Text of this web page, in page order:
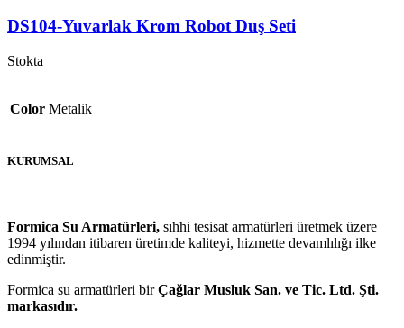
DS104-Yuvarlak Krom Robot Duş Seti
Stokta
Color Metalik
KURUMSAL
Formica Su Armatürleri, sıhhi tesisat armatürleri üretmek üzere
1994 yılından itibaren üretimde kaliteyi, hizmette devamlılığı ilke
edinmiştir.
Formica su armatürleri birÇağlar Musluk San. ve Tic. Ltd. Şti.
markasıdır.